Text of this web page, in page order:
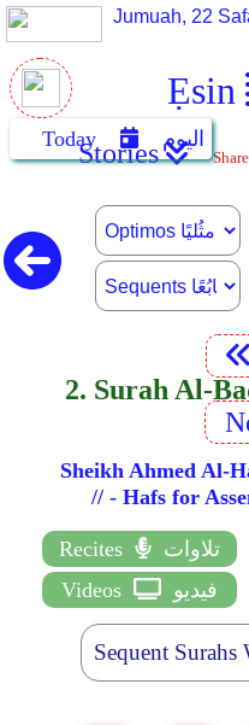
Ẹsin
Jumuah, 22
Today اليومStories Share
Recites تلاوات
Videos
فيديو